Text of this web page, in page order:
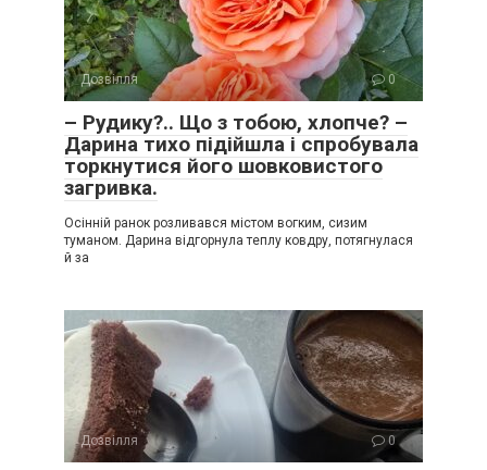
Дозвілля 0
– Рудику?.. Що з тобою, хлопче? –
Дарина тихо підійшла і спробувала
торкнутися його шовковистого
загривка.
Осінній ранок розливався містом вогким, сизим
туманом. Дарина відгорнула теплу ковдру, потягнулася
й за
Дозвілля 0